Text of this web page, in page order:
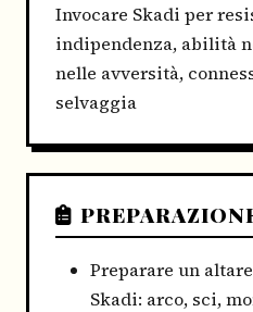
Invocare Skadi per
indipendenza, abilità
nelle avversità,
selvaggia
Preparare un
Skadi: arco, sci,